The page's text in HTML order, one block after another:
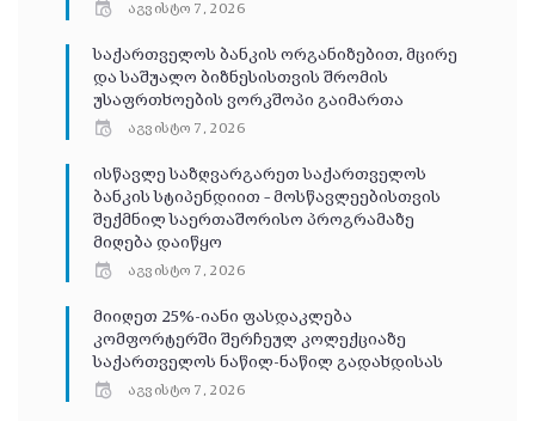
აგვისტო 7, 2026
საქართველოს ბანკის ორგანიზებით, მცირე
და საშუალო ბიზნესისთვის შრომის
უსაფრთხოების ვორკშოპი გაიმართა
აგვისტო 7, 2026
ისწავლე საზღვარგარეთ საქართველოს
ბანკის სტიპენდიით – მოსწავლეებისთვის
შექმნილ საერთაშორისო პროგრამაზე
მიღება დაიწყო
აგვისტო 7, 2026
მიიღეთ 25%-იანი ფასდაკლება
კომფორტერში შერჩეულ კოლექციაზე
საქართველოს ნაწილ-ნაწილ გადახდისას
აგვისტო 7, 2026